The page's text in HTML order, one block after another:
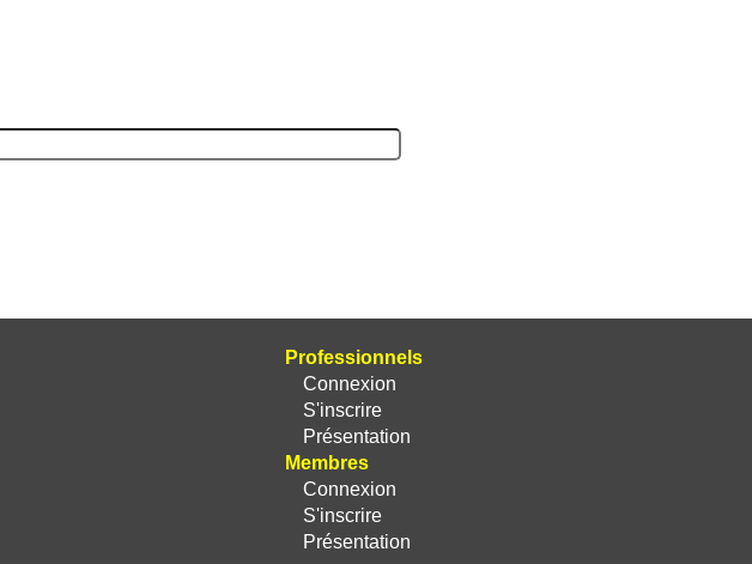
Professionnels
Connexion
S'inscrire
Présentation
Membres
Connexion
S'inscrire
Présentation